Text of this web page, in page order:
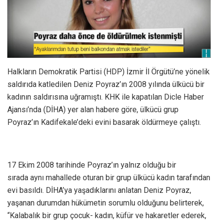
Halkların Demokratik Partisi (HDP) İzmir İl Örgütü’ne yönelik
saldırıda katledilen Deniz Poyraz’ın 2008 yılında ülkücü bir
kadının saldırısına uğramıştı. KHK ile kapatılan Dicle Haber
Ajansı’nda (DİHA) yer alan habere göre, ülkücü grup
Poyraz’ın Kadifekale’deki evini basarak öldürmeye çalıştı.
17 Ekim 2008 tarihinde Poyraz’ın yalnız olduğu bir
sırada aynı mahallede oturan bir grup ülkücü kadın tarafından
evi basıldı. DİHA’ya yaşadıklarını anlatan Deniz Poyraz,
yaşanan durumdan hükümetin sorumlu olduğunu belirterek,
“Kalabalık bir grup çocuk- kadın, küfür ve hakaretler ederek,